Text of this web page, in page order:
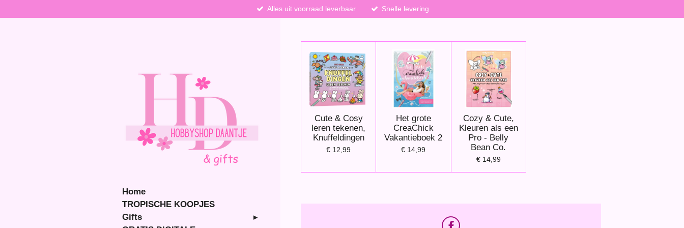
direct
Alles uit voorraad leverbaar Snelle levering
Cute & Cosy
leren tekenen,
Knuffeldingen
€ 12,99
Het grote
CreaChick
Vakantieboek 2
€ 14,99
Cozy & Cute,
Kleuren als een
Pro - Belly
Bean Co.
€ 14,99
Home
TROPISCHE KOOPJES
Gifts